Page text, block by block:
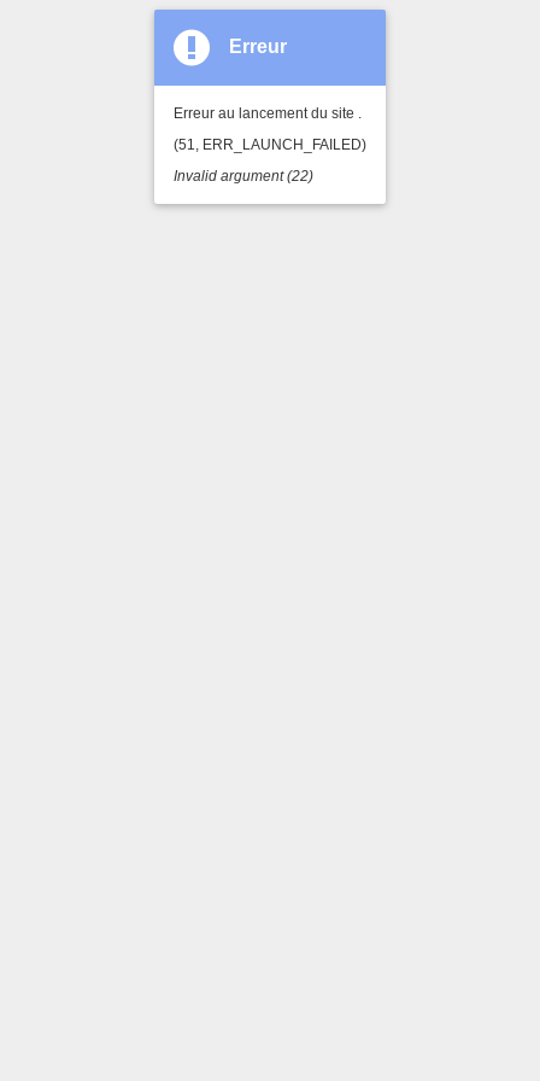
Erreur
Erreur au lancement du site .
(51, ERR_LAUNCH_FAILED)
Invalid argument (22)